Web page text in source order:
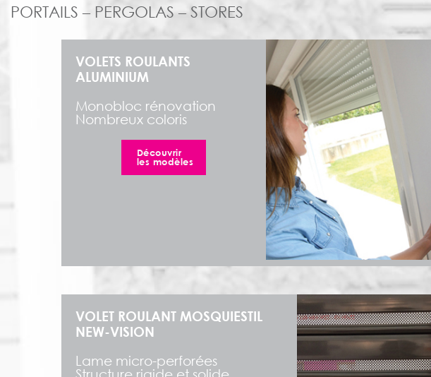
PORTAILS – PERGOLAS – STORES
VOLETS ROULANTS
ALUMINIUM
Monobloc rénovation
Nombreux coloris
Découvrir
les modèles
VOLET ROULANT MOSQUIESTIL
NEW-VISION
Lame micro-perforées
Structure rigide et solide